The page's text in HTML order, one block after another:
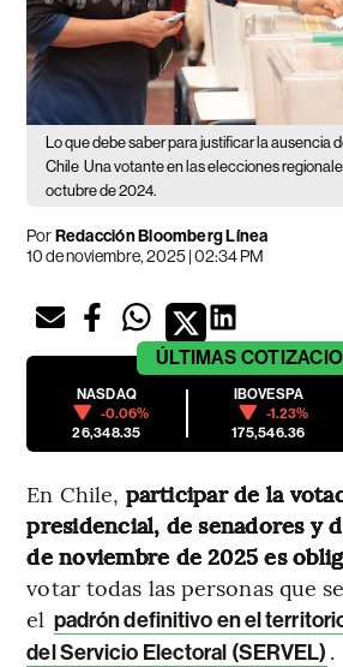
Lo que debe saber para justificar la ausencia
Chile Una votante en las elecciones
octubre de 2024.
PorRedacción Bloomberg Línea
10 de noviembre, 2025 | 02:34 PM
ÚLTIMAS
NASDAQ
-0.06%
26,348.35
IBOVESPA
-1.23%
175,546.36
En Chile, participar de la
presidencial, de senadores y
de noviembre de 2025 es
votar todas las personas que
el padrón definitivo en el
del Servicio Electoral (SERVEL) .